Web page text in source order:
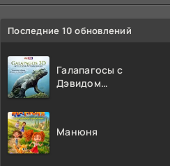
Последние 10 обновлений
Галапагосы с
Дэвидом
Манюня